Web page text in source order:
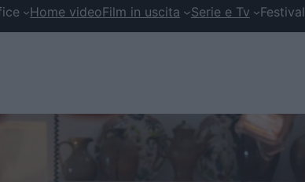
Home videoFilm in uscita Serie e Tv Festival